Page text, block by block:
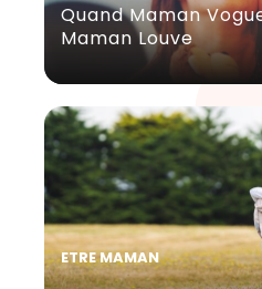
Quand Maman
Maman Louve
ETRE MAMAN